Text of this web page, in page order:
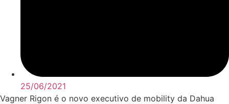
25/06/2021
Vagner Rigon é o novo executivo de mobility da Dahua